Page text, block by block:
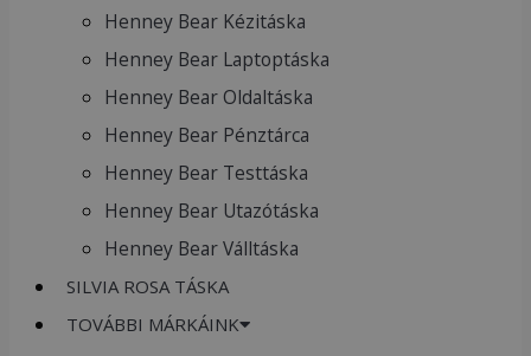
Henney Bear Kézitáska
Henney Bear Laptoptáska
Henney Bear Oldaltáska
Henney Bear Pénztárca
Henney Bear Testtáska
Henney Bear Utazótáska
Henney Bear Válltáska
SILVIA ROSA TÁSKA
TOVÁBBI MÁRKÁINK